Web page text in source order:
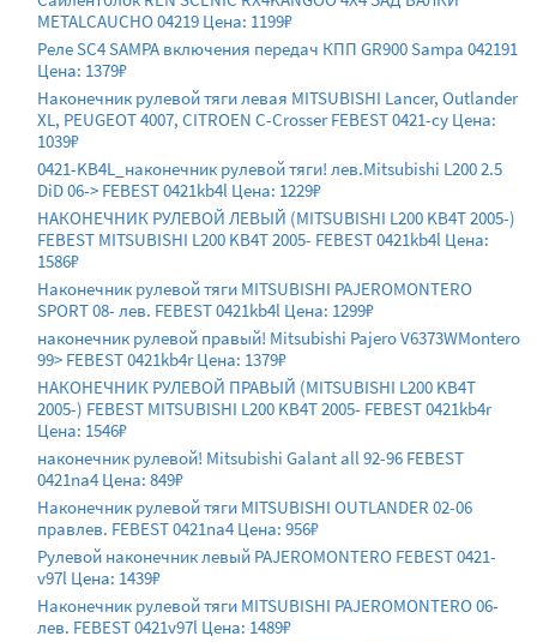
METALCAUCHO 04219 Цена: 1199₽
Реле SC4 SAMPA включения передач КПП GR900 Sampa 042191
Цена: 1379₽
Наконечник рулевой тяги левая MITSUBISHI Lancer, Outlander
XL, PEUGEOT 4007, CITROEN C-Crosser FEBEST 0421-cy Цена:
1039₽
0421-KB4L_наконечник рулевой тяги! лев.Mitsubishi L200 2.5
DiD 06-> FEBEST 0421kb4l Цена: 1229₽
НАКОНЕЧНИК РУЛЕВОЙ ЛЕВЫЙ (MITSUBISHI L200 KB4T 2005-)
FEBEST MITSUBISHI L200 KB4T 2005- FEBEST 0421kb4l Цена:
1586₽
Наконечник рулевой тяги MITSUBISHI PAJEROMONTERO
SPORT 08- лев. FEBEST 0421kb4l Цена: 1299₽
наконечник рулевой правый! Mitsubishi Pajero V6373WMontero
99> FEBEST 0421kb4r Цена: 1379₽
НАКОНЕЧНИК РУЛЕВОЙ ПРАВЫЙ (MITSUBISHI L200 KB4T
2005-) FEBEST MITSUBISHI L200 KB4T 2005- FEBEST 0421kb4r
Цена: 1546₽
наконечник рулевой! Mitsubishi Galant all 92-96 FEBEST
0421na4 Цена: 849₽
Наконечник рулевой тяги MITSUBISHI OUTLANDER 02-06
правлев. FEBEST 0421na4 Цена: 956₽
Рулевой наконечник левый PAJEROMONTERO FEBEST 0421-
v97l Цена: 1439₽
Наконечник рулевой тяги MITSUBISHI PAJEROMONTERO 06-
лев. FEBEST 0421v97l Цена: 1489₽